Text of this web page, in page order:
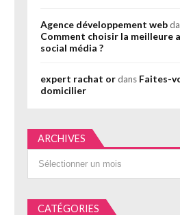
Agence développement web
Comment choisir la meilleure
social média ?
expert rachat ordans Faites-
domicilier
ARCHIVES
CATÉGORIES